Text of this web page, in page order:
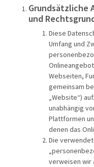
Gruppenermäßigung
Optionale
Busanmietung
Reiseschutz
Informationen
Rundum Sorglos
Qualität für Ihre
Imagevideos
Grundsätzliche
und
Diese
Umfang und
Webseiten,
gemeinsam
„Website“)
unabhängig
Plattformen
denen das
Die
verweisen wir